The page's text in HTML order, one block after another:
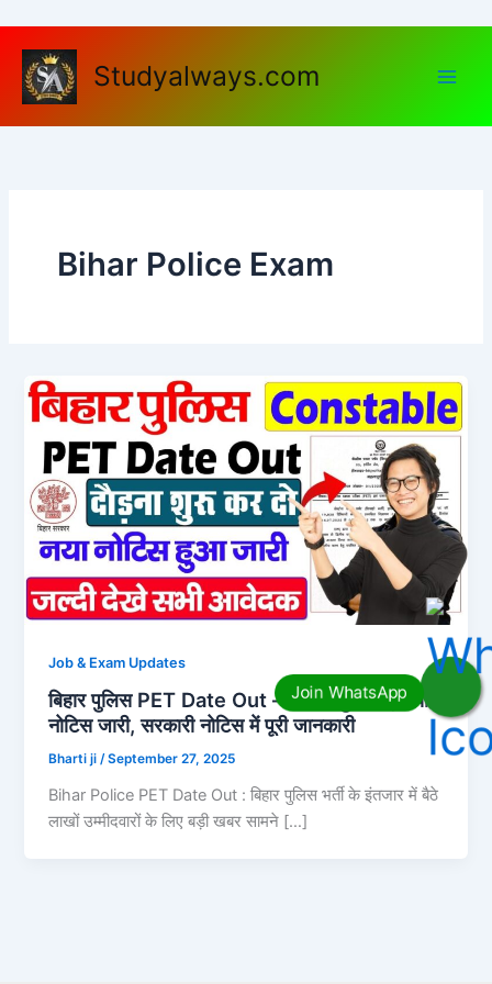
content
Studyalways.com
Bihar Police Exam
Job & Exam Updates
बिहार पुलिस PET Date Out – दौड़ना शुरू करें, नया
नोटिस जारी, सरकारी नोटिस में पूरी जानकारी
Bharti ji/September 27, 2025
Bihar Police PET Date Out : बिहार पुलिस भर्ती के इंतजार में बैठे
लाखों उम्मीदवारों के लिए बड़ी खबर सामने […]